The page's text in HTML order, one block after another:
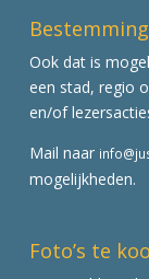
Ook dat is
een stad, regio
en/of
Mail naar
mogelijkheden.
Foto’s te